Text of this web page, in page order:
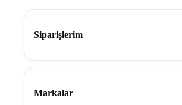
Siparişlerim
Markalar